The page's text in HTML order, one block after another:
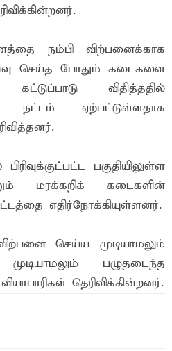
நம்பி விற்பனைக்காக
செய்த போதும் கடைகளை
விதித்ததில்
நட்டம் ஏற்பட்டுள்ளதாக
பகுதியிலுள்ள
மரக்கறிக் கடைகளின்
எதிர்நோக்கியுள்ளனர்.
செய்ய முடியாமலும்
பழுதடைந்த
தெரிவிக்கின்றனர்.